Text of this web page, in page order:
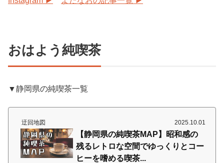
おはよう純喫茶
▼静岡県の純喫茶一覧
迂回地図 2025.10.01
【静岡県の純喫茶MAP】昭和感の
残るレトロな空間でゆっくりとコー
ヒーを嗜める喫茶...